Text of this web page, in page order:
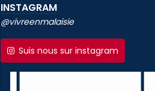
INSTAGRAM
@vivreenmalaisie
Suis nous sur instagram